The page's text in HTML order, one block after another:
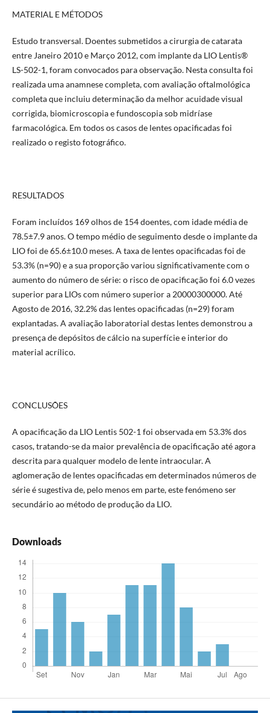
MATERIAL E MÉTODOS
Estudo transversal. Doentes submetidos a cirurgia de catarata
entre Janeiro 2010 e Março 2012, com implante da LIO Lentis®
LS-502-1, foram convocados para observação. Nesta consulta foi
realizada uma anamnese completa, com avaliação oftalmológica
completa que incluiu determinação da melhor acuidade visual
corrigida, biomicroscopia e fundoscopia sob midríase
farmacológica. Em todos os casos de lentes opacificadas foi
realizado o registo fotográfico.
RESULTADOS
Foram incluídos 169 olhos de 154 doentes, com idade média de
78.5±7.9 anos. O tempo médio de seguimento desde o implante da
LIO foi de 65.6±10.0 meses. A taxa de lentes opacificadas foi de
53.3% (n=90) e a sua proporção variou significativamente com o
aumento do número de série: o risco de opacificação foi 6.0 vezes
superior para LIOs com número superior a 20000300000. Até
Agosto de 2016, 32.2% das lentes opacificadas (n=29) foram
explantadas. A avaliação laboratorial destas lentes demonstrou a
presença de depósitos de cálcio na superfície e interior do
material acrílico.
CONCLUSÕES
A opacificação da LIO Lentis 502-1 foi observada em 53.3% dos
casos, tratando-se da maior prevalência de opacificação até agora
descrita para qualquer modelo de lente intraocular. A
aglomeração de lentes opacificadas em determinados números de
série é sugestiva de, pelo menos em parte, este fenómeno ser
secundário ao método de produção da LIO.
Downloads